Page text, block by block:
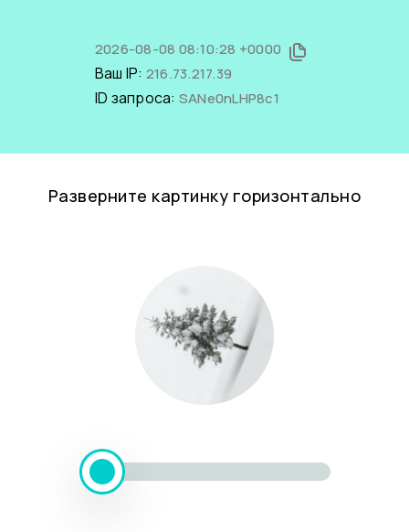
2026-08-08 08:10:28 +0000
Ваш IP: 216.73.217.39
ID запроса: SANe0nLHP8c1
Разверните картинку горизонтально